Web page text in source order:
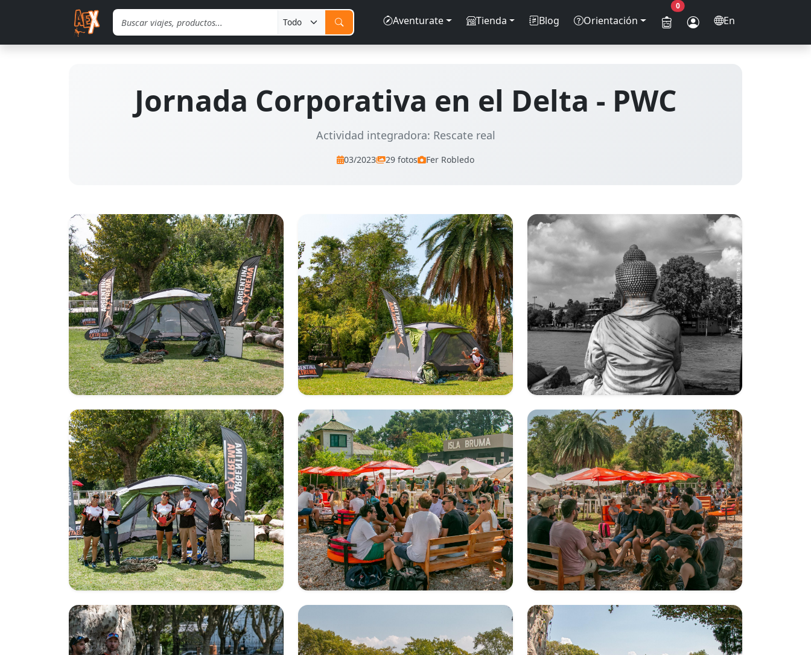
Saltar al contenido principal
Aventurate
Tienda Blog Orientación
0
En
Jornada Corporativa en el Delta - PWC
Actividad integradora: Rescate real
03/2023 29 fotos Fer Robledo